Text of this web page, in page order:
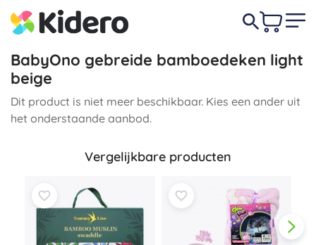
BabyOno gebreide bamboedeken light
beige
Dit product is niet meer beschikbaar. Kies een ander uit
het onderstaande aanbod.
Vergelijkbare producten